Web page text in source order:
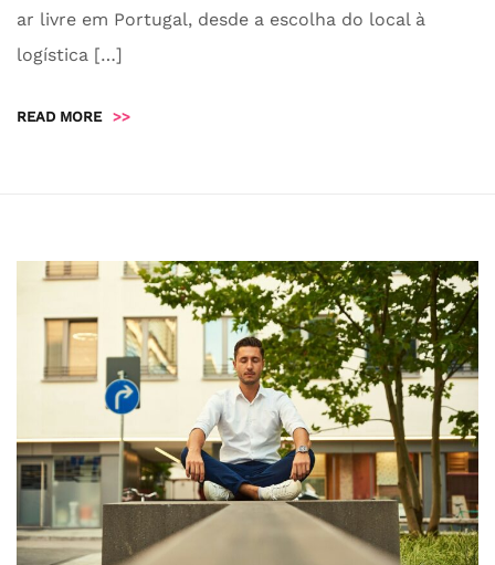
ar livre em Portugal, desde a escolha do local à
logística […]
READ MORE >>